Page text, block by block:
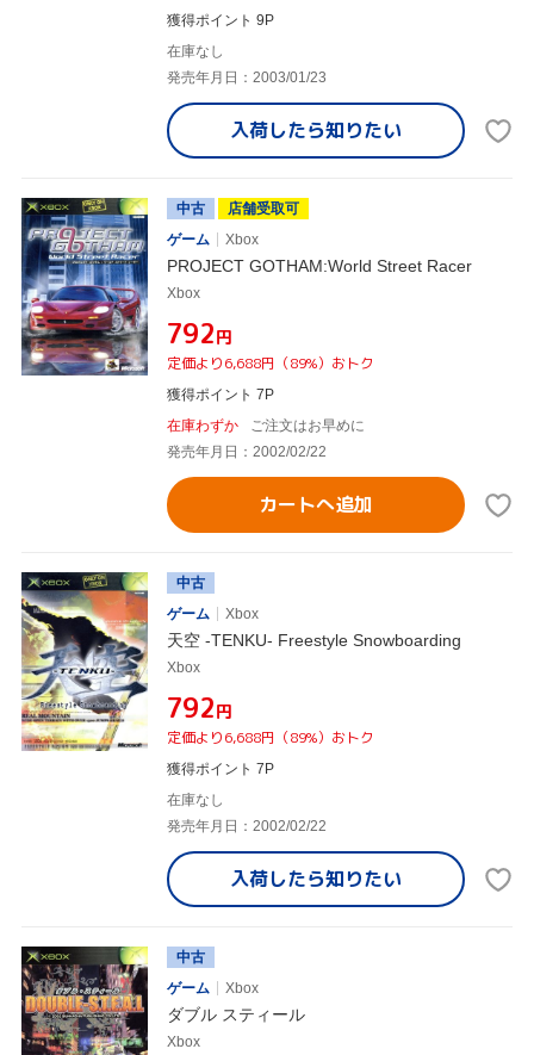
獲得ポイント 9P
在庫なし
発売年月日：2003/01/23
入荷したら知りたい
中古
店舗受取可
ゲーム
Xbox
PROJECT GOTHAM:World Street Racer
Xbox
¥792円
定価より6,688円（89%）おトク
獲得ポイント 7P
在庫わずか
ご注文はお早めに
発売年月日：2002/02/22
カートへ追加
中古
ゲーム
Xbox
天空 -TENKU- Freestyle Snowboarding
Xbox
¥792円
定価より6,688円（89%）おトク
獲得ポイント 7P
在庫なし
発売年月日：2002/02/22
入荷したら知りたい
中古
ゲーム
Xbox
ダブル スティール
Xbox